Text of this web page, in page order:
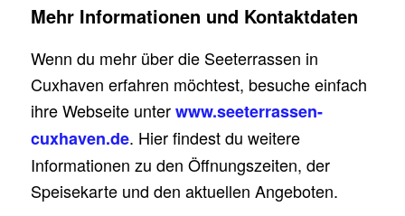
Mehr Informationen und Kontaktdaten
Wenn du mehr über die Seeterrassen in
Cuxhaven erfahren möchtest, besuche einfach
ihre Webseite unterwww.seeterrassen-
cuxhaven.de. Hier findest du weitere
Informationen zu den Öffnungszeiten, der
Speisekarte und den aktuellen Angeboten.